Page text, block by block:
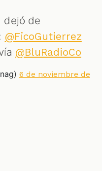
dejó de
@FicoGutierrez
@BluRadioCo
6 de noviembre de